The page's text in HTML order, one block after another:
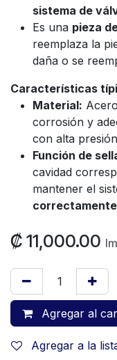
sistema de
Es una pieza
reemplaza la
daña o se
Características
Material:
corrosión y
con alta
Función de
cavidad
mantener el
correctamente
₡ 11,000.00
Agregar al
Agregar a la